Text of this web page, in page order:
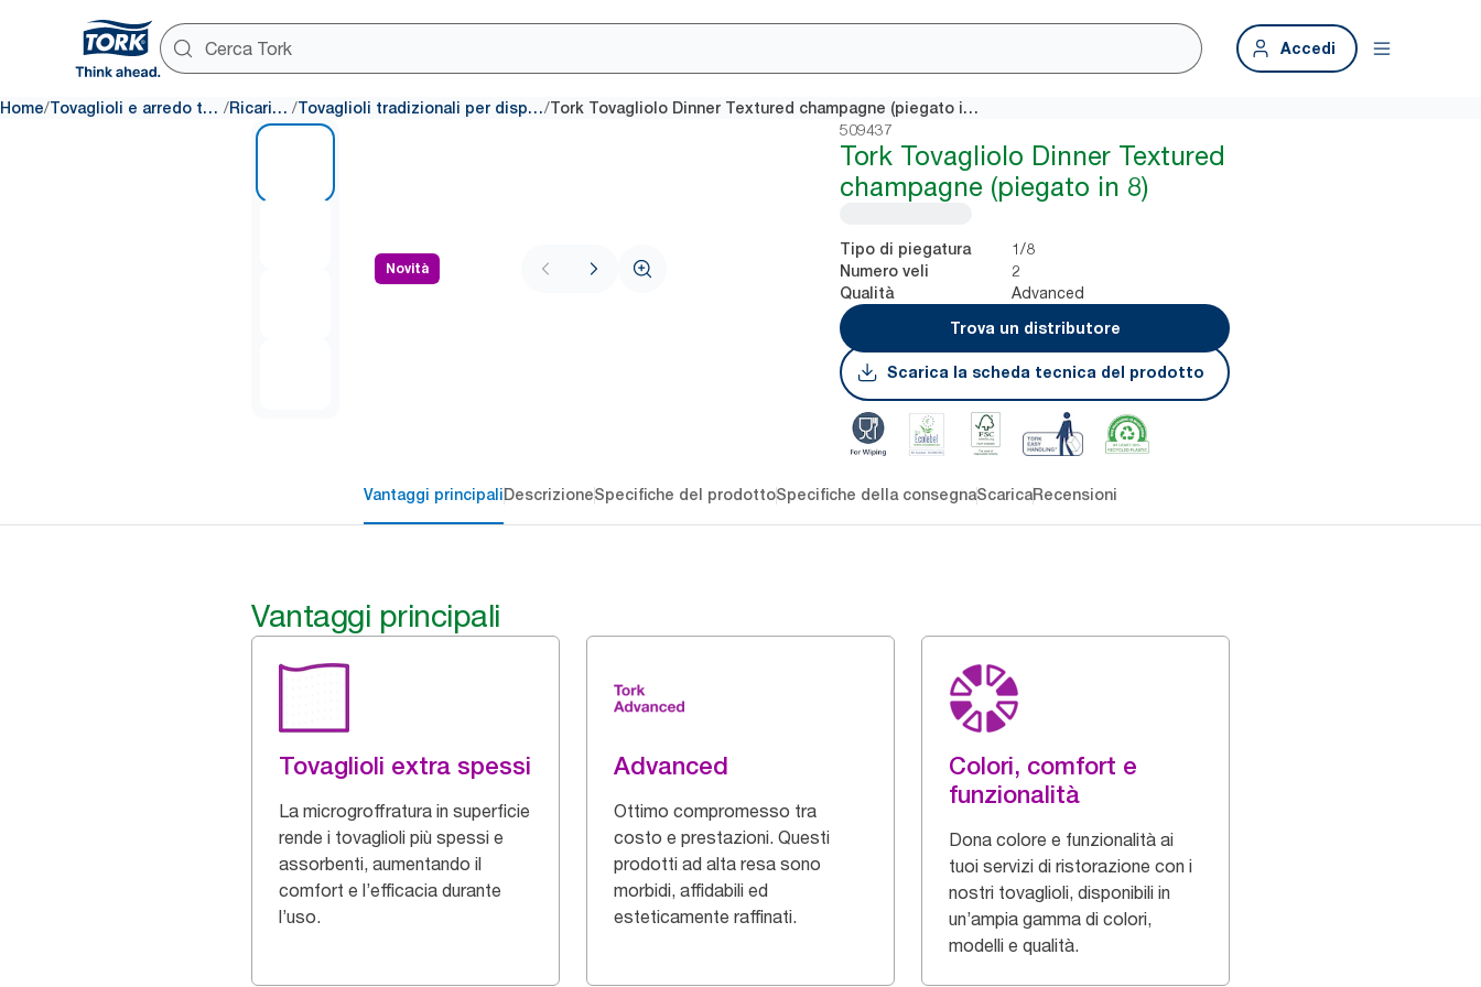
Accedi
Home/ Tovaglioli e arredo tavola / Ricariche / Tovaglioli tradizionali per dispenser/ Tork Tovagliolo Dinner Textured champagne (piegato in 8)
Novità
1 of 4
509437
Tork Tovagliolo Dinner Textured
champagne (piegato in 8)
Tipo di piegatura 1/8
Numero veli 2
Qualità
Advanced
Trova un distributore
Scarica la scheda tecnica del prodotto
Vantaggi principaliDescrizioneSpecifiche del prodottoSpecifiche della consegnaScaricaRecensioni
Vantaggi principali
Tovaglioli extra spessi
La microgroffratura in superficie
rende i tovaglioli più spessi e
assorbenti, aumentando il
comfort e l’efficacia durante
l’uso.
Advanced
Ottimo compromesso tra
costo e prestazioni. Questi
prodotti ad alta resa sono
morbidi, affidabili ed
esteticamente raffinati.
Colori, comfort e
funzionalità
Dona colore e funzionalità ai
tuoi servizi di ristorazione con i
nostri tovaglioli, disponibili in
un’ampia gamma di colori,
modelli e qualità.